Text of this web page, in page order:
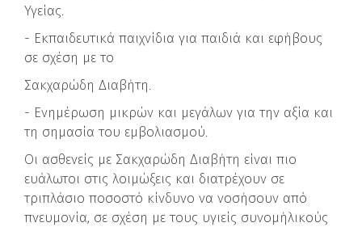
Υγείας.
- Εκπαιδευτικά παιχνίδια για παιδιά και εφήβους
σε σχέση με το
Σακχαρώδη Διαβήτη.
- Ενημέρωση μικρών και μεγάλων για την αξία και
τη σημασία του εμβολιασμού.
Οι ασθενείς με Σακχαρώδη Διαβήτη είναι πιο
ευάλωτοι στις λοιμώξεις και διατρέχουν σε
τριπλάσιο ποσοστό κίνδυνο να νοσήσουν από
πνευμονία, σε σχέση με τους υγιείς συνομήλικούς